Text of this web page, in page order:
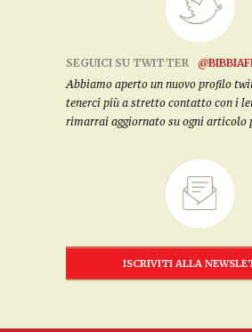
SEGUICI SU TWITTER
Abbiamo aperto un nuovo profilo
tenerci più a stretto contatto con i
rimarrai aggiornato su ogni articolo
ISCRIVITI ALLA